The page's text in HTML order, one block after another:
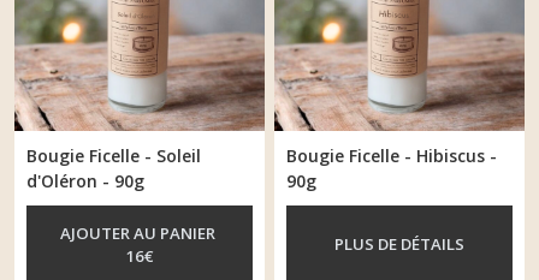
Bougie Ficelle - Soleil
d'Oléron - 90g
AJOUTER AU PANIER
16€
Bougie Ficelle - Hibiscus -
90g
PLUS DE DÉTAILS